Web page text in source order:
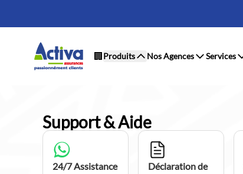
🏢Produits Nos Agences Services
Support & Aide
24/7 Assistance
Déclaration de